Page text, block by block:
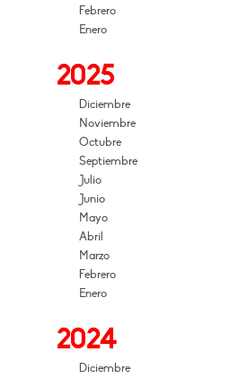
Febrero
Enero
2025
Diciembre
Noviembre
Octubre
Septiembre
Julio
Junio
Mayo
Abril
Marzo
Febrero
Enero
2024
Diciembre